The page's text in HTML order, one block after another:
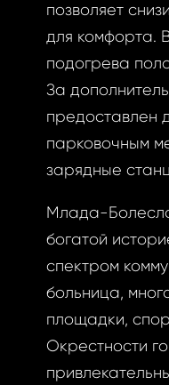
позволяет
для комфорта.
подогрева
За
предоставлен
парковочным
зарядные
Млада-
богатой
спектром
больница,
площадки,
Окрестности
ПОЧТЕ
ссылку на
где вы можете
пароль.
авторизации.